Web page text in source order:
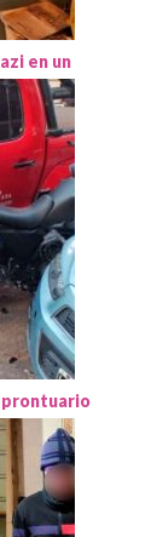
en un
prontuario